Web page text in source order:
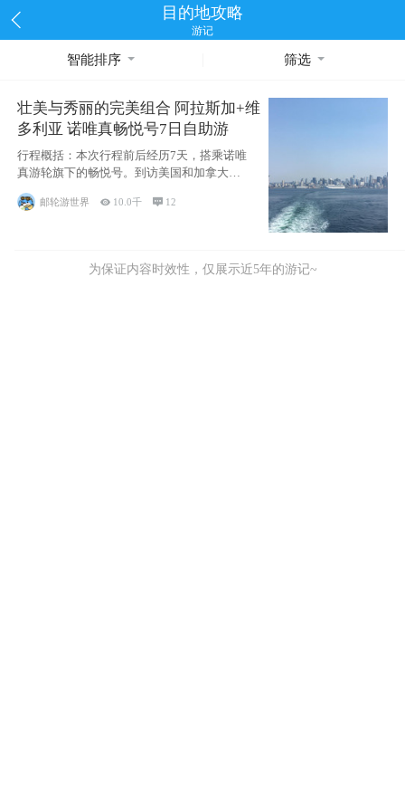
目的地攻略
游记
智能排序 筛选
壮美与秀丽的完美组合 阿拉斯加+维
多利亚 诺唯真畅悦号7日自助游
行程概括：本次行程前后经历7天，搭乘诺唯
真游轮旗下的畅悦号。到访美国和加拿大的4
个州/省：美国华盛顿州
邮轮游世界  10.0千  12
为保证内容时效性，仅展示近5年的游记~